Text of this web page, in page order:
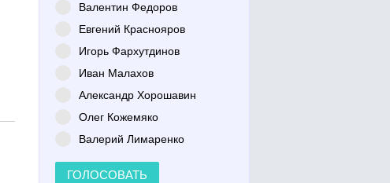
Валентин Федоров
Евгений Краснояров
Игорь Фархутдинов
Иван Малахов
Александр Хорошавин
Олег Кожемяко
Валерий Лимаренко
ГОЛОСОВАТЬ